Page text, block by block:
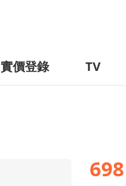
實價登錄 TV
698